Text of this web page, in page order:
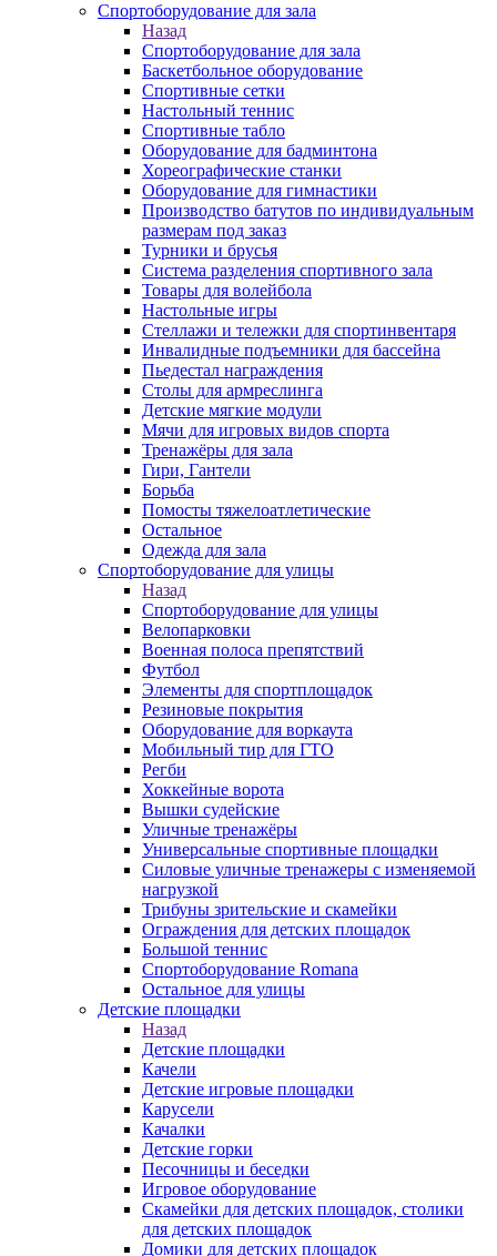
Спортоборудование для зала
Назад
Спортоборудование для зала
Баскетбольное оборудование
Спортивные сетки
Настольный теннис
Спортивные табло
Оборудование для бадминтона
Хореографические станки
Оборудование для гимнастики
Производство батутов по индивидуальным
размерам под заказ
Турники и брусья
Система разделения спортивного зала
Товары для волейбола
Настольные игры
Стеллажи и тележки для спортинвентаря
Инвалидные подъемники для бассейна
Пьедестал награждения
Столы для армреслинга
Детские мягкие модули
Мячи для игровых видов спорта
Тренажёры для зала
Гири, Гантели
Борьба
Помосты тяжелоатлетические
Остальное
Одежда для зала
Спортоборудование для улицы
Назад
Спортоборудование для улицы
Велопарковки
Военная полоса препятствий
Футбол
Элементы для спортплощадок
Резиновые покрытия
Оборудование для воркаута
Мобильный тир для ГТО
Регби
Хоккейные ворота
Вышки судейские
Уличные тренажёры
Универсальные спортивные площадки
Силовые уличные тренажеры с изменяемой
нагрузкой
Трибуны зрительские и скамейки
Ограждения для детских площадок
Большой теннис
Спортоборудование Romana
Остальное для улицы
Детские площадки
Назад
Детские площадки
Качели
Детские игровые площадки
Карусели
Качалки
Детские горки
Песочницы и беседки
Игровое оборудование
Скамейки для детских площадок, столики
для детских площадок
Домики для детских площадок